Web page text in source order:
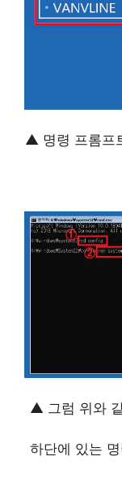
▲ 명령 프롬프
▲ 그럼 위와
하단에 있는